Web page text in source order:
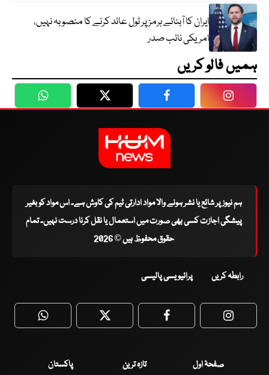
ایران کا آبنائے ہرمز پر ٹول عائد کرنے کا منصوبہ نہیں،
امریکی نائب صدر
ہمیں فالو کریں
WhatsApp Twitter Facebook
ہم نیوز پر شائع یا نشر ہونے والا مواد ادارتی ٹیم کی کاوش ہے۔ اس مواد کو بغیر
پیشگی اجازت کسی بھی صورت میں استعمال یا نقل کرنا درست نہیں۔ تمام
حقوق محفوظ ہیں © 2026
رابطہ کریں پرائیویسی پالیسی
WhatsApp Twitter Facebook
صفحۂ اول تازہ ترین پاکستان